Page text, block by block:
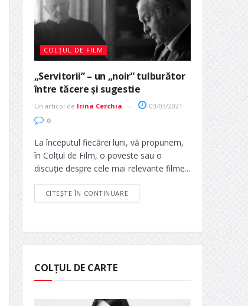
COLȚUL DE FILM
„Servitorii” – un „noir” tulburător
între tăcere și sugestie
Un articol de Irina Cerchia
03/03/2021
0
La începutul fiecărei luni, vă propunem,
în Colțul de Film, o poveste sau o
discuție despre cele mai relevante filme...
CITEȘTE ÎN CONTINUARE
COLȚUL DE CARTE